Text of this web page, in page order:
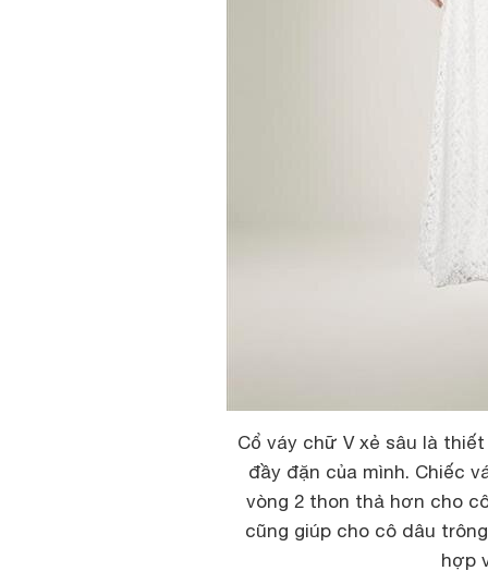
Cổ váy chữ V xẻ sâu là
đầy đặn của mình. Chiếc
vòng 2 thon thả hơn cho
cũng giúp cho cô dâu
hợp